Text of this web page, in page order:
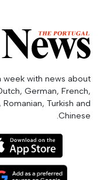
with news about
German, French,
Romanian, Turkish and
Chinese.